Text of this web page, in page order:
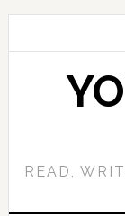
READ,